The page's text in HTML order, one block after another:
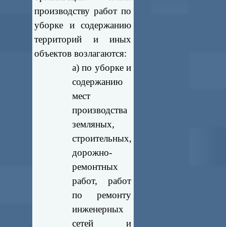
производству работ по
уборке и содержанию
территорий и иных
объектов возлагаются:
а) по уборке и
содержанию
мест
производства
земляных,
строительных,
дорожно-
ремонтных
работ, работ
по ремонту
инженерных
сетей и